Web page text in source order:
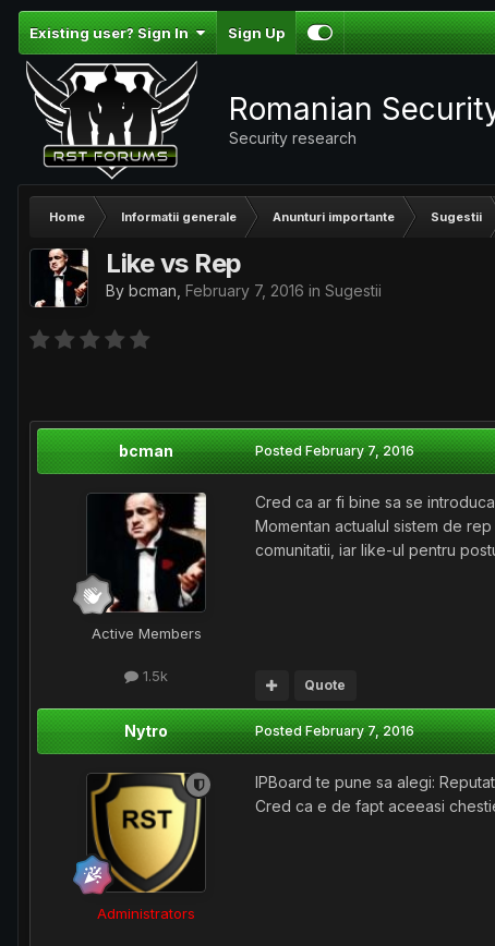
Existing user? Sign In Sign Up
Romanian
Security research
Home Informatii generale Anunturi importante Sugestii
Like vs Rep
By bcman February 7, 2016 in Sugestii
bcman
Active Members
1.5k
PostedFebruary 7, 2016
Cred ca ar fi bine sa se
Momentan actualul sistem de
comunitatii, iar like-ul pentru
Quote
Nytro
Administrators
PostedFebruary 7, 2016
IPBoard te pune sa alegi:
Cred ca e de fapt aceeasi